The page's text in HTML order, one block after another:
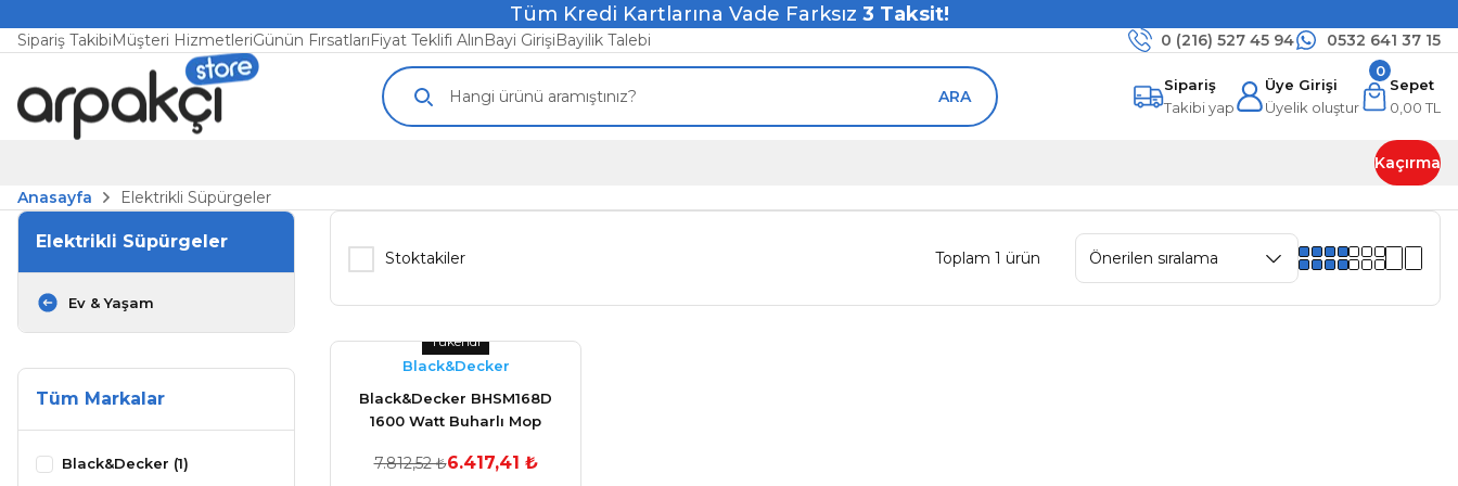
Tüm Kredi Kartlarına Vade Farksız 3 Taksit!
Sipariş TakibiMüşteri HizmetleriGünün FırsatlarıFiyat Teklifi AlınBayi GirişiBayilik Talebi 0 (216) 527 45 94 0532 641 37 15
ARA
Sipariş
Takibi yap
Üye Girişi
Üyelik oluştur
Sepet
0,00 TL
0
Kaçırma
Anasayfa
Elektrikli Süpürgeler
Elektrikli Süpürgeler
Ev & Yaşam
Tüm Markalar
Black&Decker (1)
Stoktakiler Toplam 1 ürün
Tükendi
Black&Decker
Black&Decker BHSM168D
1600 Watt Buharlı Mop
7.812,52 ₺6.417,41 ₺